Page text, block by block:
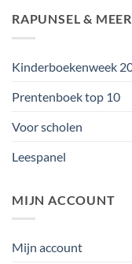
RAPUNSEL & MEER
Kinderboekenweek
Prentenboek top 10
Voor scholen
Leespanel
MIJN ACCOUNT
Mijn account